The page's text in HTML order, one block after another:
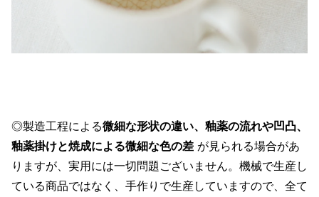
◎製造工程による微細な形状の違い、釉薬の流れや凹凸、
釉薬掛けと焼成による微細な色の差 が見られる場合があ
りますが、実用には一切問題ございません。機械で生産し
ている商品ではなく、手作りで生産していますので、全て